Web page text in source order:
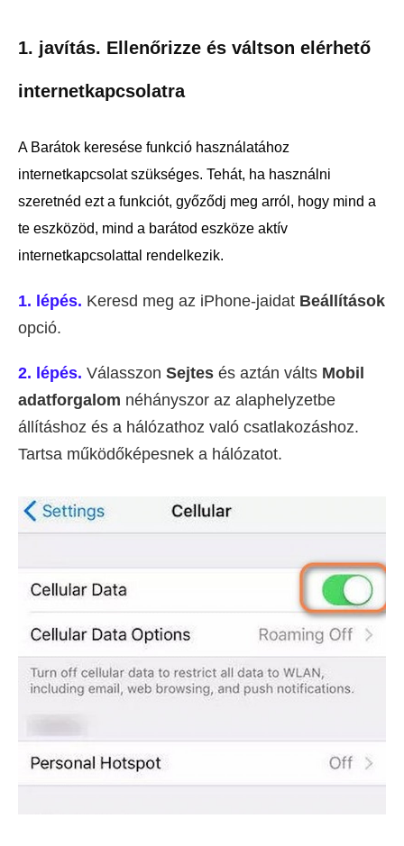
1. javítás. Ellenőrizze és váltson elérhető
internetkapcsolatra
A Barátok keresése funkció használatához
internetkapcsolat szükséges. Tehát, ha használni
szeretnéd ezt a funkciót, győződj meg arról, hogy mind a
te eszközöd, mind a barátod eszköze aktív
internetkapcsolattal rendelkezik.
1. lépés. Keresd meg az iPhone-jaidat Beállítások
opció.
2. lépés. Válasszon Sejtes és aztán válts Mobil
adatforgalom néhányszor az alaphelyzetbe
állításhoz és a hálózathoz való csatlakozáshoz.
Tartsa működőképesnek a hálózatot.